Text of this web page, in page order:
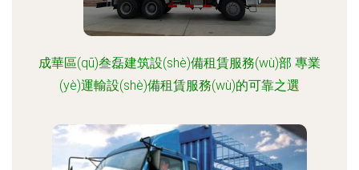
成華區(qū)叁磊建筑設(shè)備租賃服務(wù)部 專業
(yè)運輸設(shè)備租賃服務(wù)的可靠之選